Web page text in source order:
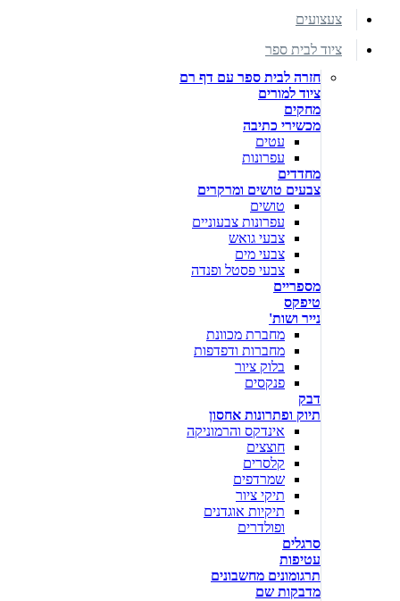
צעצועים
ציוד לבית ספר
חזרה לבית ספר עם דף רם
ציוד למורים
מחקים
מכשירי כתיבה
עטים
עפרונות
מחדדים
צבעים טושים ומרקרים
טושים
עפרונות צבעוניים
צבעי גואש
צבעי מים
צבעי פסטל ופנדה
מספריים
טיפקס
נייר ושות'
מחברת מכוונת
מחברות ודפדפות
בלוק ציור
פנקסים
דבק
תיוק ופתרונות אחסון
אינדקס והרמוניקה
חוצצים
קלסרים
שמרדפים
תיקי ציור
תיקיות אוגדנים
ופולדרים
סרגלים
עטיפות
תרגומונים מחשבונים
מדבקות שם